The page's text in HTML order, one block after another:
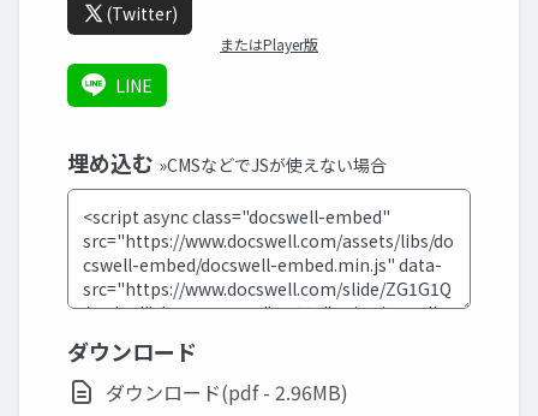
(Twitter)
またはPlayer版
LINE
埋め込む »CMSなどでJSが使えない場合
ダウンロード
ダウンロード(pdf - 2.96MB)